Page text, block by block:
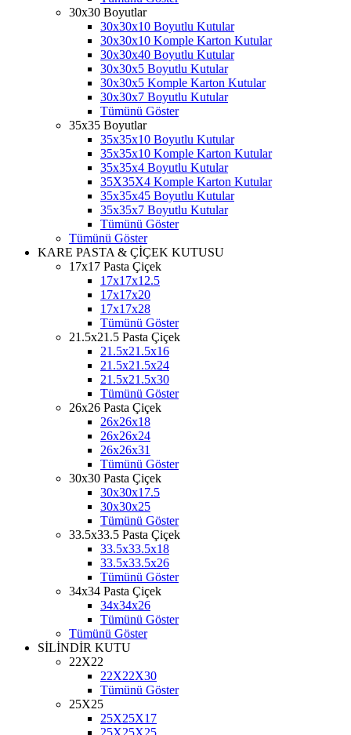
30x30 Boyutlar
30x30x10 Boyutlu Kutular
30x30x10 Komple Karton Kutular
30x30x40 Boyutlu Kutular
30x30x5 Boyutlu Kutular
30x30x5 Komple Karton Kutular
30x30x7 Boyutlu Kutular
Tümünü Göster
35x35 Boyutlar
35x35x10 Boyutlu Kutular
35x35x10 Komple Karton Kutular
35x35x4 Boyutlu Kutular
35X35X4 Komple Karton Kutular
35x35x45 Boyutlu Kutular
35x35x7 Boyutlu Kutular
Tümünü Göster
Tümünü Göster
KARE PASTA & ÇİÇEK KUTUSU
17x17 Pasta Çiçek
17x17x12.5
17x17x20
17x17x28
Tümünü Göster
21.5x21.5 Pasta Çiçek
21.5x21.5x16
21.5x21.5x24
21.5x21.5x30
Tümünü Göster
26x26 Pasta Çiçek
26x26x18
26x26x24
26x26x31
Tümünü Göster
30x30 Pasta Çiçek
30x30x17.5
30x30x25
Tümünü Göster
33.5x33.5 Pasta Çiçek
33.5x33.5x18
33.5x33.5x26
Tümünü Göster
34x34 Pasta Çiçek
34x34x26
Tümünü Göster
Tümünü Göster
SİLİNDİR KUTU
22X22
22X22X30
Tümünü Göster
25X25
25X25X17
25X25X25